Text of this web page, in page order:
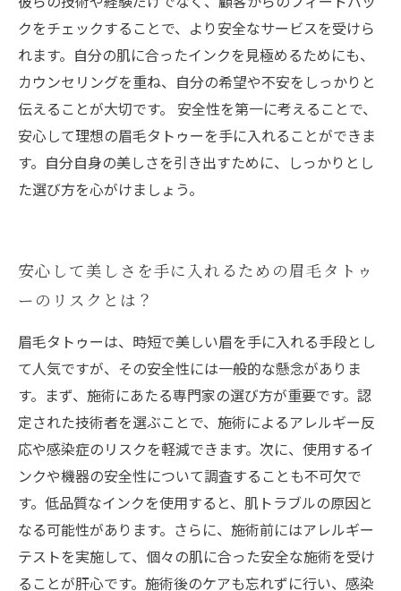
クをチェックすることで、より安全なサービスを受けら
れます。自分の肌に合ったインクを見極めるためにも、
カウンセリングを重ね、自分の希望や不安をしっかりと
伝えることが大切です。 安全性を第一に考えることで、
安心して理想の眉毛タトゥーを手に入れることができま
す。自分自身の美しさを引き出すために、しっかりとし
た選び方を心がけましょう。
安心して美しさを手に入れるための眉毛タトゥ
ーのリスクとは？
眉毛タトゥーは、時短で美しい眉を手に入れる手段とし
て人気ですが、その安全性には一般的な懸念がありま
す。まず、施術にあたる専門家の選び方が重要です。認
定された技術者を選ぶことで、施術によるアレルギー反
応や感染症のリスクを軽減できます。次に、使用するイ
ンクや機器の安全性について調査することも不可欠で
す。低品質なインクを使用すると、肌トラブルの原因と
なる可能性があります。さらに、施術前にはアレルギー
テストを実施して、個々の肌に合った安全な施術を受け
ることが肝心です。施術後のケアも忘れずに行い、感染